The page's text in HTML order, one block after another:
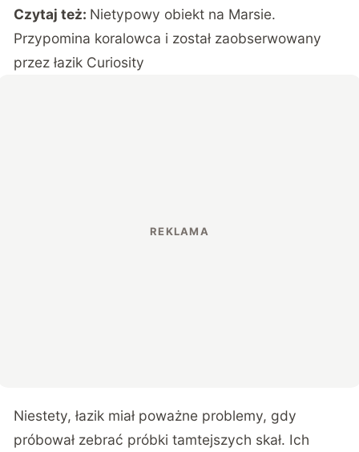
Czytaj też: Nietypowy obiekt na Marsie.
Przypomina koralowca i został zaobserwowany
przez łazik Curiosity
Niestety, łazik miał poważne problemy, gdy
próbował zebrać próbki tamtejszych skał. Ich